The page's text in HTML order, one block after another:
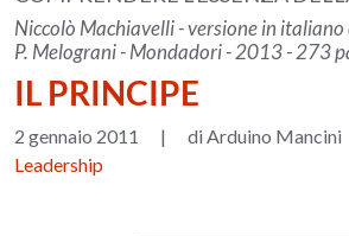
Niccolò Machiavelli - versione in
P. Melograni - Mondadori - 2013 - 273
IL PRINCIPE
2 gennaio 2011 |
di Arduino Mancini
Leadership